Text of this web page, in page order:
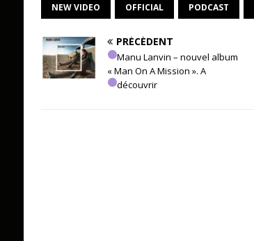
NEW VIDEO OFFICIAL PODCAST
PRÉCÉDENT
Manu Lanvin – nouvel album
« Man On A Mission ». A
découvrir